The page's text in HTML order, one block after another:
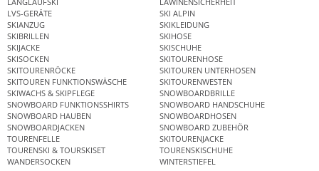
LVS-GERÄTE
SKI ALPIN
SKIANZUG
SKIKLEIDUNG
SKIBRILLEN
SKIHOSE
SKIJACKE
SKISCHUHE
SKISOCKEN
SKITOURENHOSE
SKITOURENRÖCKE
SKITOUREN UNTERHOSEN
SKITOUREN FUNKTIONSWÄSCHE
SKITOURENWESTEN
SKIWACHS & SKIPFLEGE
SNOWBOARDBRILLE
SNOWBOARD FUNKTIONSSHIRTS
SNOWBOARD HANDSCHUHE
SNOWBOARD HAUBEN
SNOWBOARDHOSEN
SNOWBOARDJACKEN
SNOWBOARD ZUBEHÖR
TOURENFELLE
SKITOURENJACKE
TOURENSKI & TOURSKISET
TOURENSKISCHUHE
WANDERSOCKEN
WINTERSTIEFEL